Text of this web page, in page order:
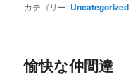
カテゴリー: Uncategorized
愉快な仲間達